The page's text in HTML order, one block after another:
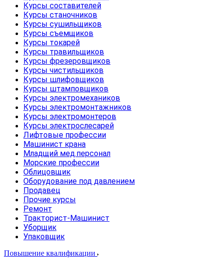
Курсы составителей
Курсы станочников
Курсы сушильщиков
Курсы съемщиков
Курсы токарей
Курсы травильщиков
Курсы фрезеровщиков
Курсы чистильщиков
Курсы шлифовщиков
Курсы штамповщиков
Курсы электромехаников
Курсы электромонтажников
Курсы электромонтеров
Курсы электрослесарей
Лифтовые профессии
Машинист крана
Младщий мед.персонал
Морские профессии
Облицовщик
Оборудование под давлением
Продавец
Прочие курсы
Ремонт
Тракторист-Машинист
Уборщик
Упаковщик
Повышение квалификации